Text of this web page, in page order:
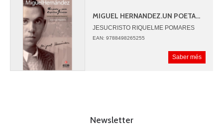
MIGUEL HERNANDEZ.UN POETA...
JESUCRISTO RIQUELME POMARES
EAN: 9788498265255
Saber més
Newsletter